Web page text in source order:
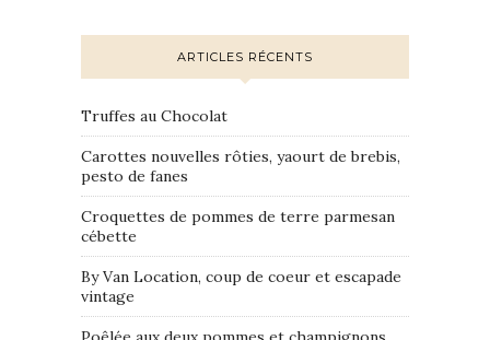
ARTICLES RÉCENTS
Truffes au Chocolat
Carottes nouvelles rôties, yaourt de brebis,
pesto de fanes
Croquettes de pommes de terre parmesan
cébette
By Van Location, coup de coeur et escapade
vintage